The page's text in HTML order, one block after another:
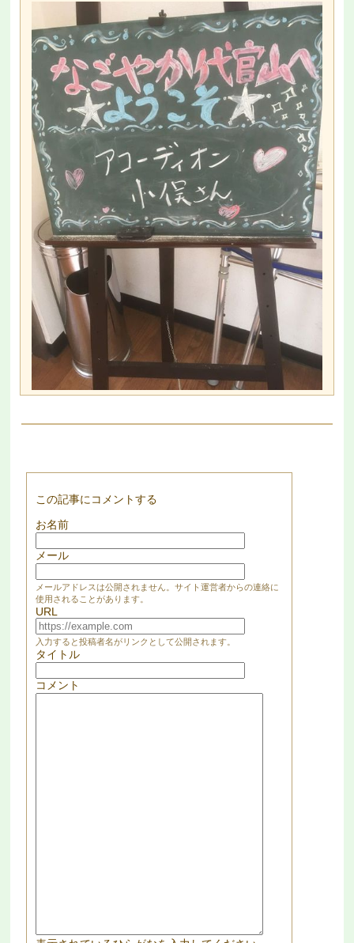
この記事にコメントする
お名前
メール
メールアドレスは公開されません。サイト運営者からの連絡に
使用されることがあります。
URL
入力すると投稿者名がリンクとして公開されます。
タイトル
コメント